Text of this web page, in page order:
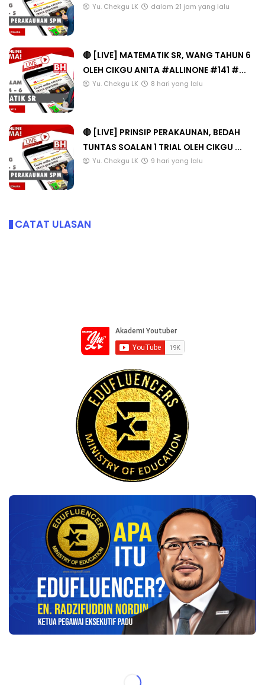
Yu. Chekgu LK dalam 21 jam yang lalu
🔴 [LIVE] MATEMATIK SR, WANG TAHUN 6
OLEH CIKGU ANITA #ALLINONE #141 #...
Yu. Chekgu LK 8 hari yang lalu
🔴 [LIVE] PRINSIP PERAKAUNAN, BEDAH
TUNTAS SOALAN 1 TRIAL OLEH CIKGU ...
Yu. Chekgu LK 9 hari yang lalu
CATAT ULASAN